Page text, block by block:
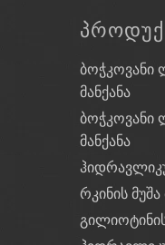
ბოჭკოვანი
მანქანა
ბოჭკოვანი
მანქანა
რკინის მუშა